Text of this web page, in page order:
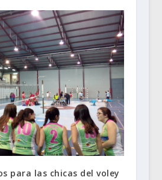
para las chicas del voley